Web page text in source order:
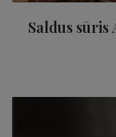
Saldus sūris